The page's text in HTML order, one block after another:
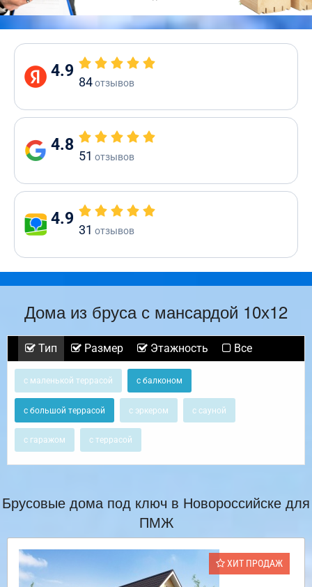
4.9
84отзывов
4.8
51 отзывов
4.9
31 отзывов
Дома из бруса с мансардой 10х12
Тип Размер Этажность Все
с маленькой террасой с балконом
с большой террасой с эркером с сауной
с гаражом с террасой
Брусовые дома под ключ в Новороссийске для
ПМЖ
ХИТ ПРОДАЖ